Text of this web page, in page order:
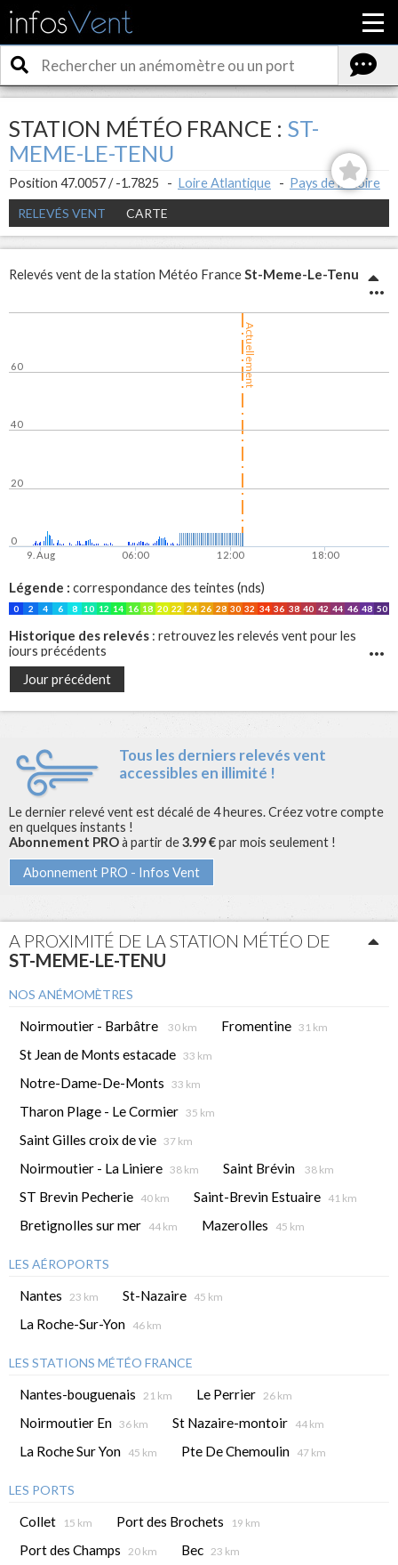
STATION MÉTÉO FRANCE : ST-
MEME-LE-TENU
Position 47.0057 / -1.7825 - Loire Atlantique - Pays de la Loire
RELEVÉS VENT
CARTE
Relevés vent de la station Météo FranceSt-Meme-Le-Tenu
Actuellement
9. Aug 06:00 12:00 18:00
0
20
40
60
Légende : correspondance des teintes (nds)
0 2 4 6 8 10 12 14 16 18 20 22 24 26 28 30 32 34 36 38 40 42 44 46 48 50
Historique des relevés : retrouvez les relevés vent pour les
jours précédents
Jour précédent
Tous les derniers relevés vent
accessibles en illimité !
Le dernier relevé vent est décalé de 4 heures. Créez votre compte
en quelques instants !
Abonnement PROà partir de3.99 €par mois seulement !
Abonnement PRO - Infos Vent
A PROXIMITÉ DE LA STATION MÉTÉO DE
ST-MEME-LE-TENU
NOS ANÉMOMÈTRES
Noirmoutier - Barbâtre 30 km Fromentine 31 km
St Jean de Monts estacade 33 km
Notre-Dame-De-Monts 33 km
Tharon Plage - Le Cormier 35 km
Saint Gilles croix de vie 37 km
Noirmoutier - La Liniere 38 km Saint Brévin 38 km
ST Brevin Pecherie 40 km Saint-Brevin Estuaire 41 km
Bretignolles sur mer 44 km Mazerolles 45 km
LES AÉROPORTS
Nantes 23 km St-Nazaire 45 km
La Roche-Sur-Yon 46 km
LES STATIONS MÉTÉO FRANCE
Nantes-bouguenais 21 km Le Perrier 26 km
Noirmoutier En 36 km St Nazaire-montoir 44 km
La Roche Sur Yon 45 km Pte De Chemoulin 47 km
LES PORTS
Collet 15 km Port des Brochets 19 km
Port des Champs 20 km Bec 23 km